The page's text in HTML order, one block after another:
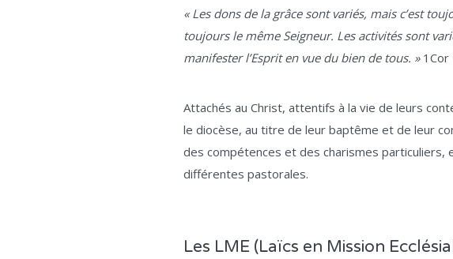
« Les dons de la grâce sont variés, mais c’est
toujours le même Seigneur. Les activités sont
manifester l’Esprit en vue du bien de tous. » 1Cor
Attachés au Christ, attentifs à la vie de leurs
le diocèse, au titre de leur baptême et de leur
des compétences et des charismes
différentes pastorales.
Les LME (Laïcs en Mission